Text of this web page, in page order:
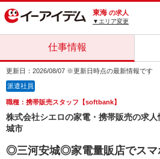
東海 の求人
▼エリア変更
仕事情報
更新日：2026/08/07 ※更新日時点の最新情報です
派遣社員
職種：携帯販売スタッフ【softbank】
株式会社シエロの家電・携帯販売の求
城市
◎三河安城◎家電量販店でスマ